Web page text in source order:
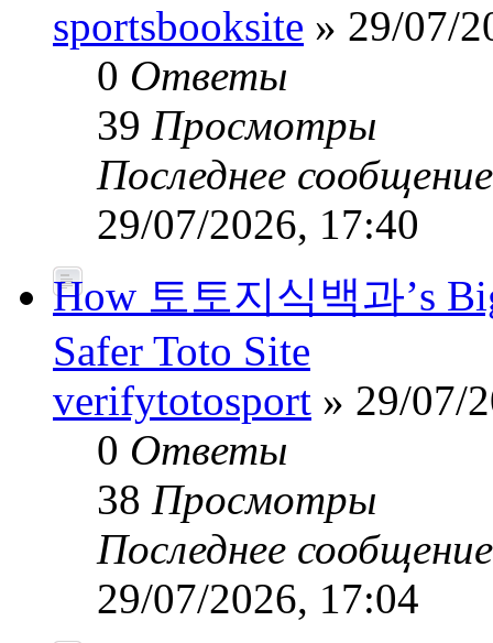
sportsbooksite » 29/07/
0 Ответы
39 Просмотры
Последнее
29/07/2026, 17:40
How 토토지식백과’s
Safer Toto Site
verifytotosport » 29/07/
0 Ответы
38 Просмотры
Последнее
29/07/2026, 17:04